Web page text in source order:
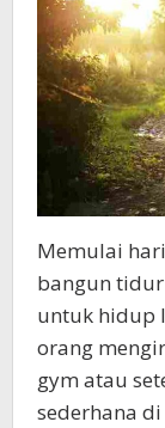
Memulai
bangun
untuk hidup
orang
gym atau
sederhana